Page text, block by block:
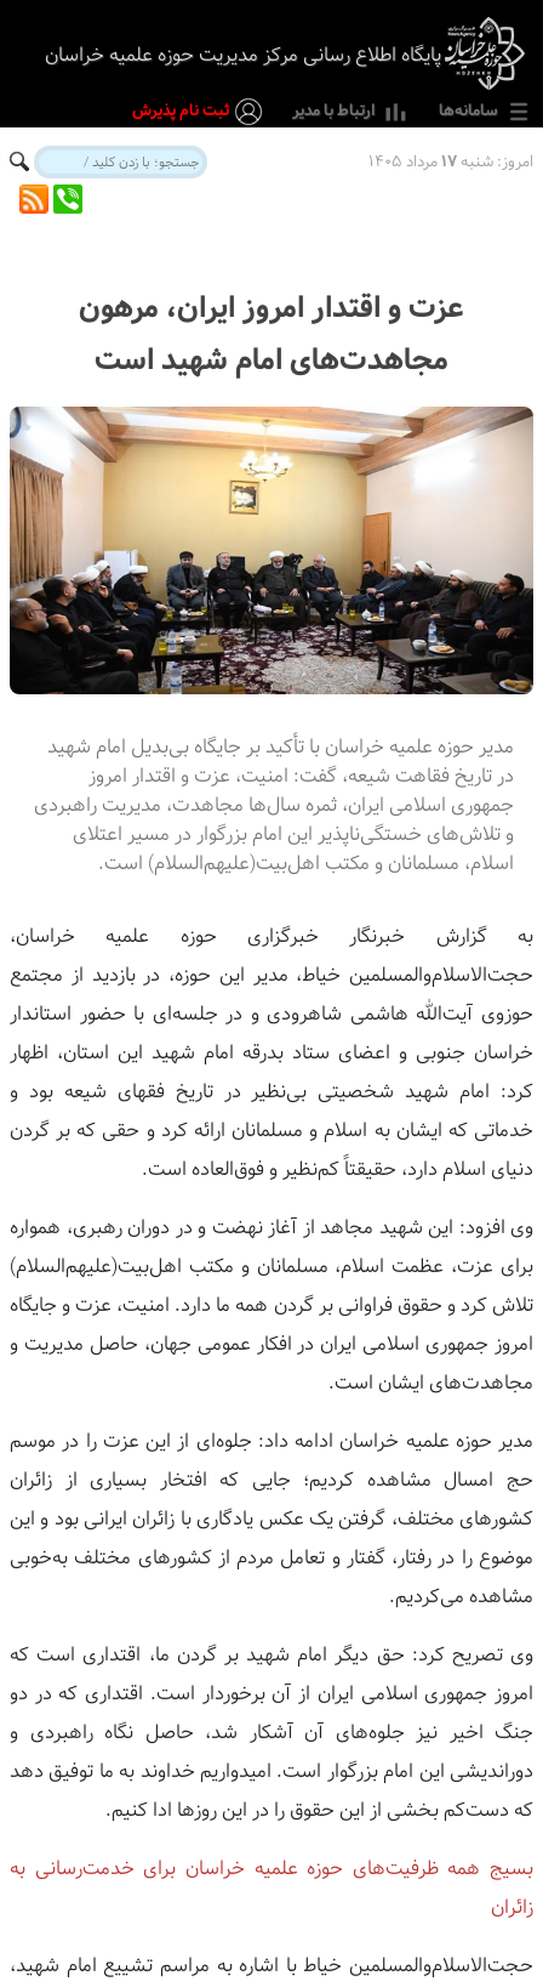
پایگاه اطلاع رسانی مرکز مدیریت حوزه علمیه خراسان
امروز:شنبه۱۷مرداد ۱۴۰۵
سامانه‌ها ارتباط با مدیر ثبت نام پذیرش
عزت و اقتدار امروز ایران، مرهون
مجاهدت‌های امام شهید است
مدیر حوزه علمیه خراسان با تأکید بر جایگاه بی‌بدیل امام شهید
در تاریخ فقاهت شیعه، گفت: امنیت، عزت و اقتدار امروز
جمهوری اسلامی ایران، ثمره سال‌ها مجاهدت، مدیریت راهبردی
و تلاش‌های خستگی‌ناپذیر این امام بزرگوار در مسیر اعتلای
اسلام، مسلمانان و مکتب اهل‌بیت(علیهم‌السلام) است.
به گزارش خبرنگار خبرگزاری حوزه علمیه خراسان،
حجت‌الاسلام‌والمسلمین خیاط، مدیر این حوزه، در بازدید از مجتمع
حوزوی آیت‌الله هاشمی شاهرودی و در جلسه‌ای با حضور استاندار
خراسان جنوبی و اعضای ستاد بدرقه امام شهید این استان، اظهار
کرد: امام شهید شخصیتی بی‌نظیر در تاریخ فقهای شیعه بود و
خدماتی که ایشان به اسلام و مسلمانان ارائه کرد و حقی که بر گردن
دنیای اسلام دارد، حقیقتاً کم‌نظیر و فوق‌العاده است.
وی افزود: این شهید مجاهد از آغاز نهضت و در دوران رهبری، همواره
برای عزت، عظمت اسلام، مسلمانان و مکتب اهل‌بیت(علیهم‌السلام)
تلاش کرد و حقوق فراوانی بر گردن همه ما دارد. امنیت، عزت و جایگاه
امروز جمهوری اسلامی ایران در افکار عمومی جهان، حاصل مدیریت و
مجاهدت‌های ایشان است.
مدیر حوزه علمیه خراسان ادامه داد: جلوه‌ای از این عزت را در موسم
حج امسال مشاهده کردیم؛ جایی که افتخار بسیاری از زائران
کشورهای مختلف، گرفتن یک عکس یادگاری با زائران ایرانی بود و این
موضوع را در رفتار، گفتار و تعامل مردم از کشورهای مختلف به‌خوبی
مشاهده می‌کردیم.
وی تصریح کرد: حق دیگر امام شهید بر گردن ما، اقتداری است که
امروز جمهوری اسلامی ایران از آن برخوردار است. اقتداری که در دو
جنگ اخیر نیز جلوه‌های آن آشکار شد، حاصل نگاه راهبردی و
دوراندیشی این امام بزرگوار است. امیدواریم خداوند به ما توفیق دهد
که دست‌کم بخشی از این حقوق را در این روزها ادا کنیم.
بسیج همه ظرفیت‌های حوزه علمیه خراسان برای خدمت‌رسانی به
زائران
حجت‌الاسلام‌والمسلمین خیاط با اشاره به مراسم تشییع امام شهید،